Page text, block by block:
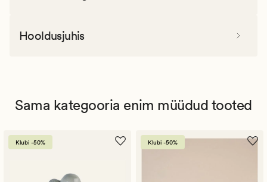
Hooldusjuhis
Sama kategooria enim müüdud tooted
Klubi -50% Klubi -50%